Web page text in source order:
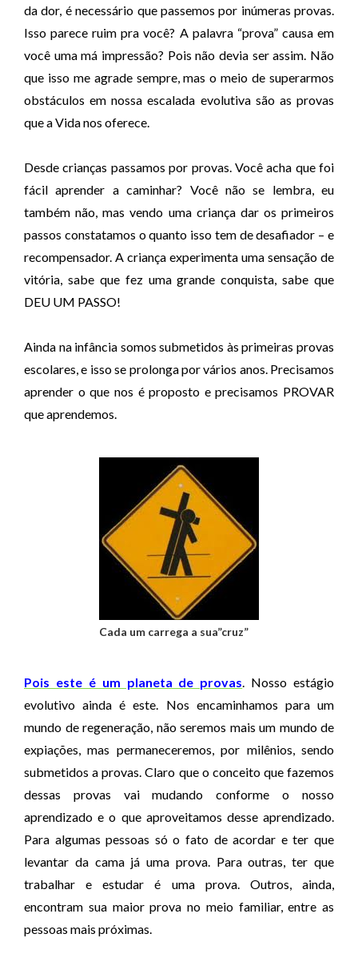
e
á
u
d
i
o
da dor, é necessário que passemos por inúmeras provas.
Isso parece ruim pra você? A palavra “prova” causa em
você uma má impressão? Pois não devia ser assim. Não
que isso me agrade sempre, mas o meio de superarmos
obstáculos em nossa escalada evolutiva são as provas
que a Vida nos oferece.
Desde crianças passamos por provas. Você acha que foi
fácil aprender a caminhar? Você não se lembra, eu
também não, mas vendo uma criança dar os primeiros
passos constatamos o quanto isso tem de desafiador – e
recompensador. A criança experimenta uma sensação de
vitória, sabe que fez uma grande conquista, sabe que
DEU UM PASSO!
Ainda na infância somos submetidos às primeiras provas
escolares, e isso se prolonga por vários anos. Precisamos
aprender o que nos é proposto e precisamos PROVAR
que aprendemos.
Cada um carrega a sua”cruz”
Pois este é um planeta de provas. Nosso estágio
evolutivo ainda é este. Nos encaminhamos para um
mundo de regeneração, não seremos mais um mundo de
expiações, mas permaneceremos, por milênios, sendo
submetidos a provas. Claro que o conceito que fazemos
dessas provas vai mudando conforme o nosso
aprendizado e o que aproveitamos desse aprendizado.
Para algumas pessoas só o fato de acordar e ter que
levantar da cama já uma prova. Para outras, ter que
trabalhar e estudar é uma prova. Outros, ainda,
encontram sua maior prova no meio familiar, entre as
pessoas mais próximas.